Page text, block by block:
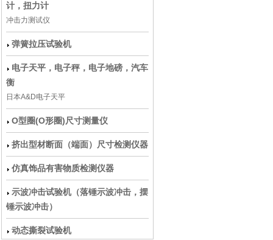
计，扭力计
冲击力测试仪
弹簧拉压试验机
电子天平，电子秤，电子地磅，汽车
衡
日本A&D电子天平
O型圈(O形圈)尺寸测量仪
挤出型材断面（端面）尺寸检测仪器
仿真饰品有害物质检测仪器
示波冲击试验机（落锤示波冲击，摆
锤示波冲击）
动态撕裂试验机